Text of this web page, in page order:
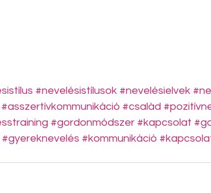
#nevelésistílusok #nevelésielvek
#asszertívkommunikáció #csalàd
#gordonmódszer #kapcsolat
#gyereknevelés #kommunikáció